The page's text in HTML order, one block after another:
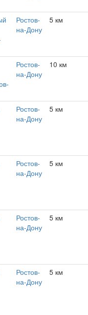
Ростов-
на-Дону
5 км
Ростов-
на-Дону
10 км
Ростов-
на-Дону
5 км
Ростов-
на-Дону
5 км
Ростов-
на-Дону
5 км
Ростов-
на-Дону
5 км